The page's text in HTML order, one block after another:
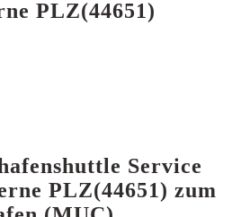
PLZ(44651)
Service
PLZ(44651) zum